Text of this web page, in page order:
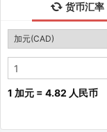
货币汇率
1 加元 = 4.82 人民币